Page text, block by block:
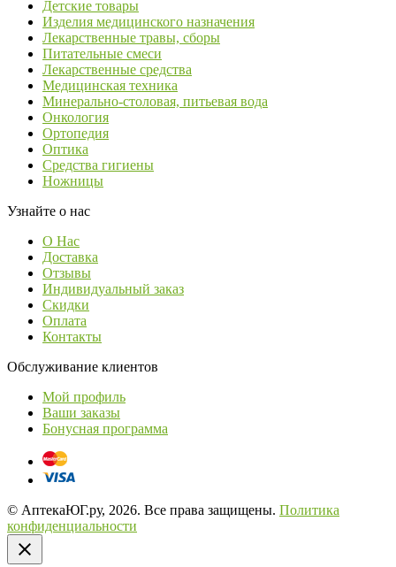
Детские товары
Изделия медицинского назначения
Лекарственные травы, сборы
Питательные смеси
Лекарственные средства
Медицинская техника
Минерально-столовая, питьевая вода
Онкология
Ортопедия
Оптика
Средства гигиены
Ножницы
Узнайте о нас
О Нас
Доставка
Отзывы
Индивидуальный заказ
Скидки
Оплата
Контакты
Обслуживание клиентов
Мой профиль
Ваши заказы
Бонусная программа
© АптекаЮГ.ру, 2026. Все права защищены. Политика
конфиденциальности